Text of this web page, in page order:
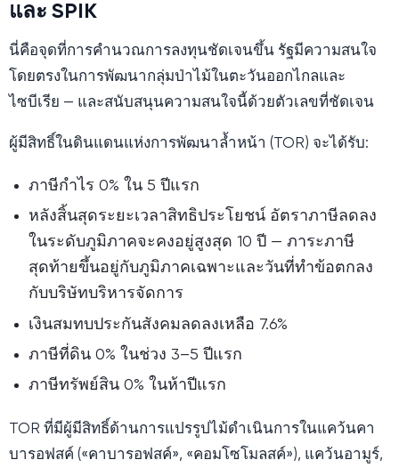
และ SPIK
นี่คือจุดที่การคำนวณการลงทุนชัดเจนขึ้น รัฐมีความสนใจ
โดยตรงในการพัฒนากลุ่มป่าไม้ในตะวันออกไกลและ
ไซบีเรีย — และสนับสนุนความสนใจนี้ด้วยตัวเลขที่ชัดเจน
ผู้มีสิทธิ์ในดินแดนแห่งการพัฒนาล้ำหน้า (TOR) จะได้รับ:
ภาษีกำไร 0% ใน 5 ปีแรก
หลังสิ้นสุดระยะเวลาสิทธิประโยชน์ อัตราภาษีลดลง
ในระดับภูมิภาคจะคงอยู่สูงสุด 10 ปี — ภาระภาษี
สุดท้ายขึ้นอยู่กับภูมิภาคเฉพาะและวันที่ทำข้อตกลง
กับบริษัทบริหารจัดการ
เงินสมทบประกันสังคมลดลงเหลือ 7.6%
ภาษีที่ดิน 0% ในช่วง 3–5 ปีแรก
ภาษีทรัพย์สิน 0% ในห้าปีแรก
TOR ที่มีผู้มีสิทธิ์ด้านการแปรรูปไม้ดำเนินการในแคว้นคา
บารอฟสค์ («คาบารอฟสค์», «คอมโซโมลสค์»), แคว้นอามูร์,